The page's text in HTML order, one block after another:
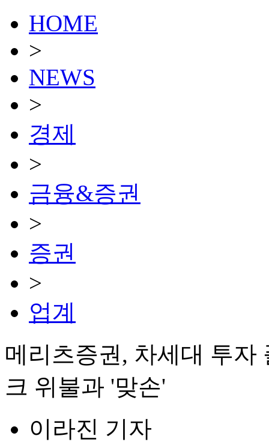
HOME
>
NEWS
>
경제
>
금융&증권
>
증권
>
업계
메리츠증권, 차세대 투자
크 위불과 '맞손'
이라진 기자